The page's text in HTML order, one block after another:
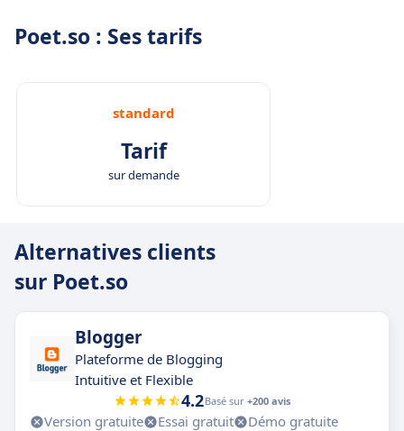
Poet.so : Ses tarifs
standard
Tarif
sur demande
Alternatives clients
sur Poet.so
Blogger
Plateforme de Blogging
Intuitive et Flexible
4.2Basé sur +200 avis
Version gratuite Essai gratuit
Démo gratuite